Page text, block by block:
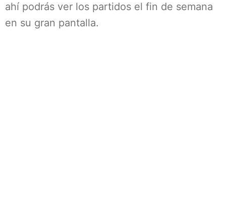
ahí podrás ver los partidos el fin de semana
en su gran pantalla.